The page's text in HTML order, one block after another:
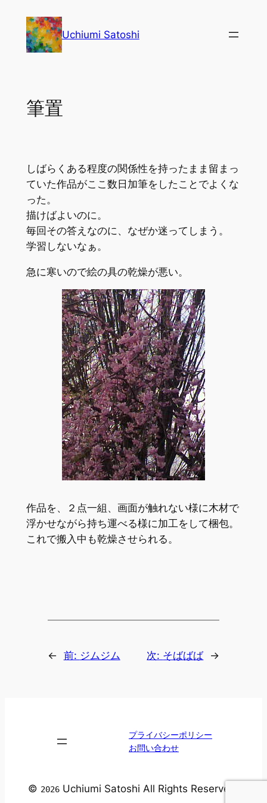
Uchiumi Satoshi
筆置
しばらくある程度の関係性を持ったまま留まっ
ていた作品がここ数日加筆をしたことでよくな
った。
描けばよいのに。
毎回その答えなのに、なぜか迷ってしまう。
学習しないなぁ。
急に寒いので絵の具の乾燥が悪い。
作品を、２点一組、画面が触れない様に木材で
浮かせながら持ち運べる様に加工をして梱包。
これで搬入中も乾燥させられる。
← 前: ジムジム 次: そばばば →
プライバシーポリシー
お問い合わせ
© 2026 Uchiumi Satoshi All Rights Reserved.